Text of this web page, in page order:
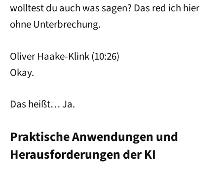
wolltest du auch was sagen? Das red ich hier
ohne Unterbrechung.
Oliver Haake-Klink (10:26)
Okay.
Das heißt… Ja.
Praktische Anwendungen und
Herausforderungen der KI